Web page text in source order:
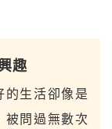
趣
生活卻像是
問過無數次